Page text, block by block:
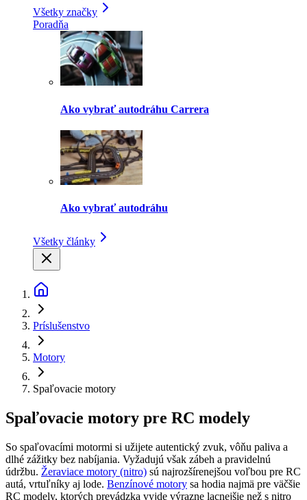
Všetky značky
Poradňa
Ako vybrať autodráhu Carrera
Ako vybrať autodráhu
Všetky články
Príslušenstvo
Motory
Spaľovacie motory
Spaľovacie motory pre RC modely
So spaľovacími motormi si užijete autentický zvuk, vôňu paliva a
dlhé zážitky bez nabíjania. Vyžadujú však zábeh a pravidelnú
údržbu. Žeraviace motory (nitro) sú najrozšírenejšou voľbou pre RC
autá, vrtuľníky aj lode. Benzínové motory sa hodia najmä pre väčšie
RC modely, ktorých prevádzka vyjde výrazne lacnejšie než s nitro